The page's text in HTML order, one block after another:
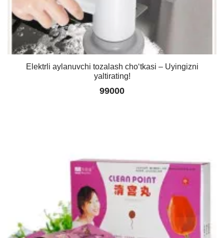
Elektrli aylanuvchi tozalash cho‘tkasi – Uyingizni
yaltirating!
99000